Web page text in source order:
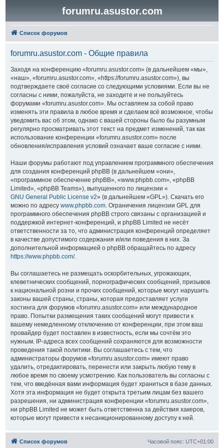
forumru.asustor.com
Список форумов
forumru.asustor.com - Общие правила
Заходя на конференцию «forumru.asustor.com» (в дальнейшем «мы»,
«наш», «forumru.asustor.com», «https://forumru.asustor.com»), вы
подтверждаете своё согласие со следующими условиями. Если вы не
согласны с ними, пожалуйста, не заходите и не пользуйтесь
форумами «forumru.asustor.com». Мы оставляем за собой право
изменять эти правила в любое время и сделаем всё возможное, чтобы
уведомить вас об этом, однако с вашей стороны было бы разумным
регулярно просматривать этот текст на предмет изменений, так как
использование конференции «forumru.asustor.com» после
обновления/исправления условий означает ваше согласие с ними.
Наши форумы работают под управлением программного обеспечения
для создания конференций phpBB (в дальнейшем «они»,
«программное обеспечение phpBB», «www.phpbb.com», «phpBB
Limited», «phpBB Teams»), выпущенного по лицензии «
GNU General Public License v2» (в дальнейшем «GPL»). Скачать его
можно по адресу www.phpbb.com. Ограничения лицензии GPL для
программного обеспечения phpBB строго связаны с организацией и
поддержкой интернет-конференций, и phpBB Limited не несёт
ответственности за то, что администрация конференций определяет
в качестве допустимого содержания и/или поведения в них. За
дополнительной информацией о phpBB обращайтесь по адресу
https://www.phpbb.com/.
Вы соглашаетесь не размещать оскорбительных, угрожающих,
клеветнических сообщений, порнографических сообщений, призывов
к национальной розни и прочих сообщений, которые могут нарушить
законы вашей страны, страны, которая предоставляет услуги
хостинга для форумов «forumru.asustor.com» или международное
право. Попытки размещения таких сообщений могут привести к
вашему немедленному отключению от конференции, при этом ваш
провайдер будет поставлен в известность, если мы сочтём это
нужным. IP-адреса всех сообщений сохраняются для возможности
проведения такой политики. Вы соглашаетесь с тем, что
администраторы форумов «forumru.asustor.com» имеют право
удалить, отредактировать, перенести или закрыть любую тему в
любое время по своему усмотрению. Как пользователь вы согласны с
тем, что введённая вами информация будет храниться в базе данных.
Хотя эта информация не будет открыта третьим лицам без вашего
разрешения, ни администрация конференции «forumru.asustor.com»,
ни phpBB Limited не может быть ответственна за действия хакеров,
которые могут привести к несанкционированному доступу к ней.
Список форумов Часовой пояс: UTC+01:00